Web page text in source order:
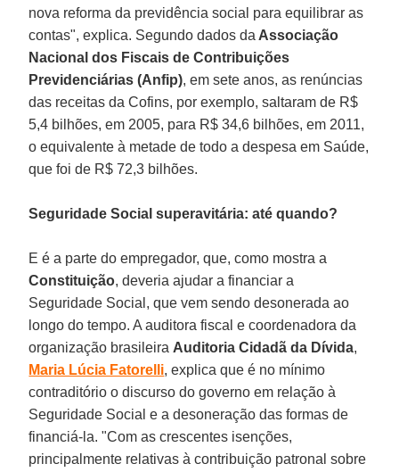
nova reforma da previdência social para equilibrar as
contas", explica. Segundo dados da Associação
Nacional dos Fiscais de Contribuições
Previdenciárias (Anfip), em sete anos, as renúncias
das receitas da Cofins, por exemplo, saltaram de R$
5,4 bilhões, em 2005, para R$ 34,6 bilhões, em 2011,
o equivalente à metade de todo a despesa em Saúde,
que foi de R$ 72,3 bilhões.
Seguridade Social superavitária: até quando?
E é a parte do empregador, que, como mostra a
Constituição, deveria ajudar a financiar a
Seguridade Social, que vem sendo desonerada ao
longo do tempo. A auditora fiscal e coordenadora da
organização brasileira Auditoria Cidadã da Dívida,
Maria Lúcia Fatorelli, explica que é no mínimo
contraditório o discurso do governo em relação à
Seguridade Social e a desoneração das formas de
financiá-la. "Com as crescentes isenções,
principalmente relativas à contribuição patronal sobre